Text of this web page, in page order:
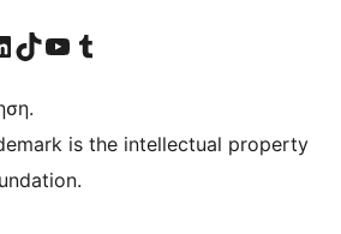
στο Facebook
λογαριασμό μας Instagram
τον λογαριασμό μας LinkedIn
Visit our TikTok account
Visit our YouTube channel
Visit our Tumblr account
is the intellectual property